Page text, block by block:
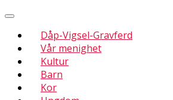
Dåp-Vigsel-Gravferd
Vår menighet
Kultur
Barn
Kor